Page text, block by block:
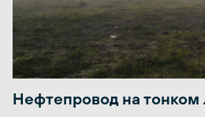
Нефтепровод на тонком